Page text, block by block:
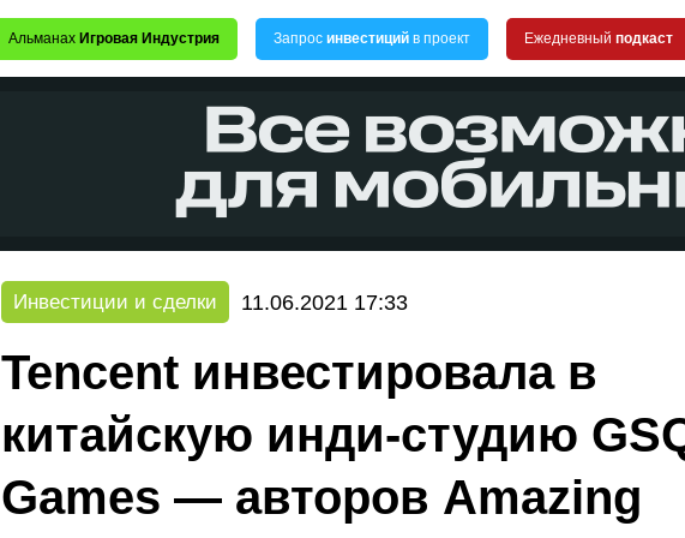
Альманах Игровая Индустрия Запрос инвестиций в проект Ежедневный подкаст
Инвестиции и сделки 11.06.2021 17:33
Tencent инвестировала в
китайскую инди-студию
Games — авторов Amazing